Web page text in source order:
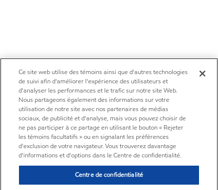
Ce site web utilise des témoins ainsi que d'autres technologies
de suivi afin d'améliorer l'expérience des utilisateurs et
d'analyser les performances et le trafic sur notre site Web.
Nous partageons également des informations sur votre
utilisation de notre site avec nos partenaires de médias
sociaux, de publicité et d'analyse, mais vous pouvez choisir de
ne pas participer à ce partage en utilisant le bouton « Rejeter
les témoins facultatifs » ou en signalant les préférences
d'exclusion de votre navigateur. Vous trouverez davantage
d'informations et d'options dans le Centre de confidentialité.
Centre de confidentialité